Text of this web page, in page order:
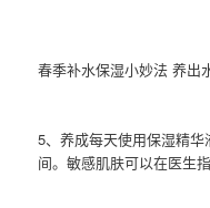
春季补水保湿小妙法 养出
5、养成每天使用保湿精
间。敏感肌肤可以在医生